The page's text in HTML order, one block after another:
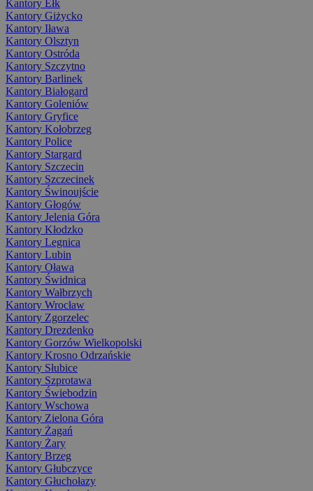
Kantory Ełk
Kantory Giżycko
Kantory Iława
Kantory Olsztyn
Kantory Ostróda
Kantory Szczytno
Kantory Barlinek
Kantory Białogard
Kantory Goleniów
Kantory Gryfice
Kantory Kołobrzeg
Kantory Police
Kantory Stargard
Kantory Szczecin
Kantory Szczecinek
Kantory Świnoujście
Kantory Głogów
Kantory Jelenia Góra
Kantory Kłodzko
Kantory Legnica
Kantory Lubin
Kantory Oława
Kantory Świdnica
Kantory Wałbrzych
Kantory Wrocław
Kantory Zgorzelec
Kantory Drezdenko
Kantory Gorzów Wielkopolski
Kantory Krosno Odrzańskie
Kantory Słubice
Kantory Szprotawa
Kantory Świebodzin
Kantory Wschowa
Kantory Zielona Góra
Kantory Żagań
Kantory Żary
Kantory Brzeg
Kantory Głubczyce
Kantory Głuchołazy